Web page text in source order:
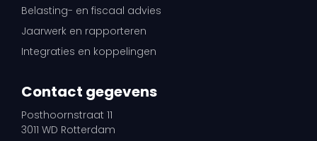
Belasting- en fiscaal advies
Jaarwerk en rapporteren
Integraties en koppelingen
Contact gegevens
Posthoornstraat 11
3011 WD Rotterdam